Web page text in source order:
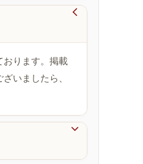

おります。掲載
いましたら、
